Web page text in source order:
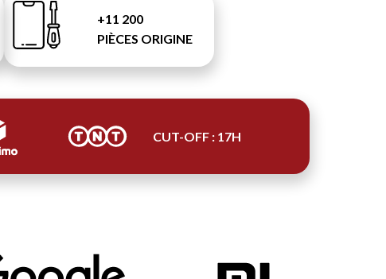
+11 200
PIÈCES ORIGINE
CUT-OFF : 17H